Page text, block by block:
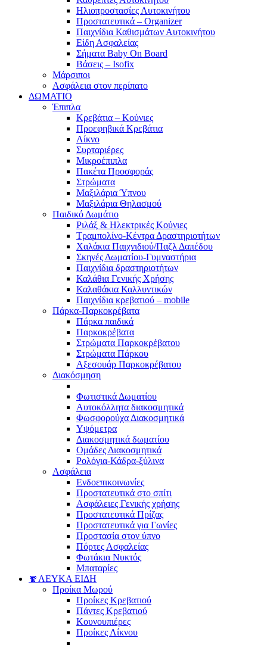
Ηλιοπροστασίες Αυτοκινήτου
Προστατευτικά – Organizer
Παιχνίδια Καθισμάτων Αυτοκινήτου
Είδη Ασφαλείας
Σήματα Baby On Board
Βάσεις – Isofix
Μάρσιποι
Ασφάλεια στον περίπατο
ΔΩΜΑΤΙΟ
Έπιπλα
Κρεβάτια – Κούνιες
Προεφηβικά Κρεβάτια
Λίκνο
Συρταριέρες
Μικροέπιπλα
Πακέτα Προσφοράς
Στρώματα
Μαξιλάρια Ύπνου
Μαξιλάρια Θηλασμού
Παιδικό Δωμάτιο
Ριλάξ & Ηλεκτρικές Κούνιες
Τραμπολίνo-Κέντρα Δραστηριοτήτων
Χαλάκια Παιχνιδιού/Παζλ Δαπέδου
Σκηνές Δωματίου-Γυμναστήρια
Παιχνίδια δραστηριοτήτων
Καλάθια Γενικής Χρήσης
Καλαθάκια Καλλυντικών
Παιχνίδια κρεβατιού – mobile
Πάρκα-Παρκοκρέβατα
Πάρκα παιδικά
Παρκοκρέβατα
Στρώματα Παρκοκρέβατου
Στρώματα Πάρκου
Αξεσουάρ Παρκοκρέβατου
Διακόσμηση
Φωτιστικά Δωματίου
Αυτοκόλλητα διακοσμητικά
Φωσφορούχα Διακοσμητικά
Υψόμετρα
Διακοσμητικά δωματίου
Ομάδες Διακοσμητικά
Ρολόγια-Κάδρα-ξύλινα
Ασφάλεια
Ενδοεπικοινωνίες
Προστατευτικά στο σπίτι
Ασφάλειες Γενικής χρήσης
Προστατευτικά Πρίζας
Προστατευτικά για Γωνίες
Προστασία στον ύπνο
Πόρτες Ασφαλείας
Φωτάκια Νυκτός
Μπαταρίες
🧣ΛΕΥΚΑ ΕΙΔΗ
Προίκα Μωρού
Προίκες Κρεβατιού
Πάντες Κρεβατιού
Κουνουπιέρες
Προίκες Λίκνου